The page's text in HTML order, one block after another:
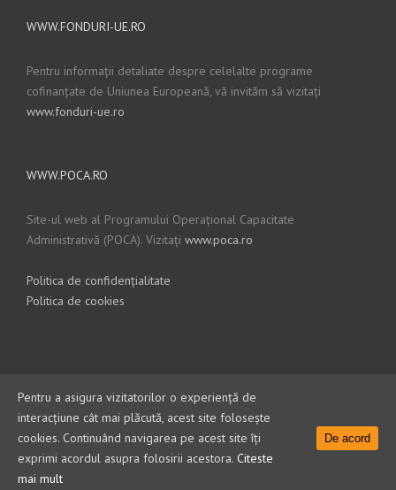
WWW.FONDURI-UE.RO
Pentru informații detaliate despre celelalte programe
cofinanțate de Uniunea Europeană, vă invităm să vizitați
www.fonduri-ue.ro
WWW.POCA.RO
Site-ul web al Programului Operațional Capacitate
Administrativă (POCA). Vizitați www.poca.ro
Politica de confidențialitate
Politica de cookies
© Copyright 2026 | CNDIPT
Facebook
Youtube
Pentru a asigura vizitatorilor o experiență de
interacțiune cât mai plăcută, acest site folosește
cookies. Continuând navigarea pe acest site îți
exprimi acordul asupra folosirii acestora. Citeste
mai mult
De acord